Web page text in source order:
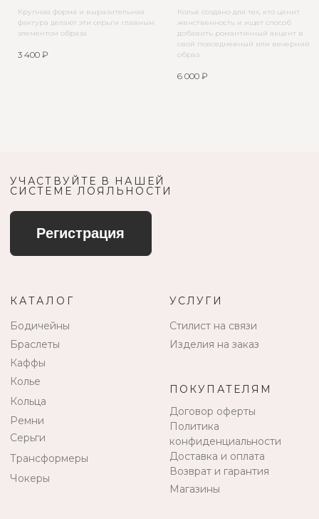
Крупная форма и выразительная
фактура делают эти серьги главным
элементом образа
3 400 ₽
Колье создано для тех, кто ценит
женственность и ищет способ
добавить романтичный акцент в
свой повседневный или вечерний
образ
6 000 ₽